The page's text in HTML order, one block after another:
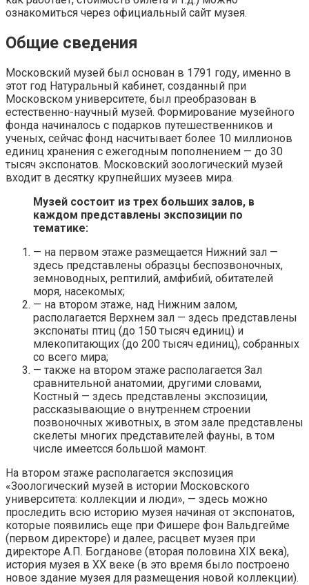
ознакомиться через официальный сайт музея.
Общие сведения
Московский музей был основан в 1791 году, именно в
этот год Натуральный кабинет, созданный при
Московском университете, был преобразован в
естественно-научный музей. Формирование музейного
фонда начиналось с подарков путешественников и
ученых, сейчас фонд насчитывает более 10 миллионов
единиц хранения с ежегодным пополнением — до 30
тысяч экспонатов. Московский зоологический музей
входит в десятку крупнейших музеев мира.
Музей состоит из трех больших залов, в
каждом представлены экспозиции по
тематике:
— на первом этаже размещается Нижний зал —
здесь представлены образцы беспозвоночных,
земноводных, рептилий, амфибий, обитателей
моря, насекомых;
— на втором этаже, над Нижним залом,
располагается Верхнем зал — здесь представлены
экспонаты птиц (до 150 тысяч единиц) и
млекопитающих (до 200 тысяч единиц), собранных
со всего мира;
— также на втором этаже располагается Зал
сравнительной анатомии, другими словами,
Костный — здесь представлены экспозиции,
рассказывающие о внутреннем строении
позвоночных животных, в этом зале представлены
скелеты многих представителей фауны, в том
числе имеетсся большой мамонт.
На втором этаже располагается экспозиция
«Зоологический музей в истории Московского
университета: коллекции и люди», — здесь можно
проследить всю историю музея начиная от экспонатов,
которые появились еще при Фишере фон Вальдгейме
(первом директоре) и далее, расцвет музея при
директоре А.П. Богданове (вторая половина XIX века),
история музея в XX веке (в это время было построено
новое здание музея для размещения новой коллекции).